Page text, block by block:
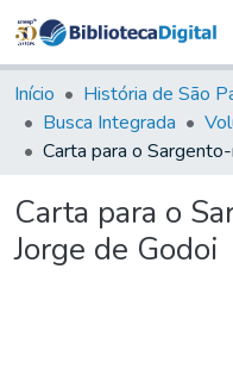
Início História de São
Busca Integrada
Carta para o
Jorge de Godoi